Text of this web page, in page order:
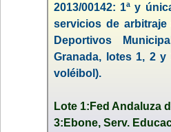
2013/00142: 1ª y
servicios de
Deportivos
Granada, lotes 1, 2
voléibol).
Lote 1:Fed Andaluza
3:Ebone, Serv.